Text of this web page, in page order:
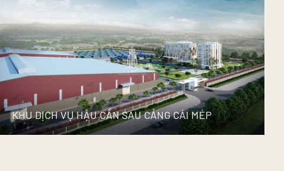
SEAWIND RESIDENCE
COMPLEX BUILDING
KHU DỊCH VỤ HẬU CẦN SAU CẢNG CÁI MÉP